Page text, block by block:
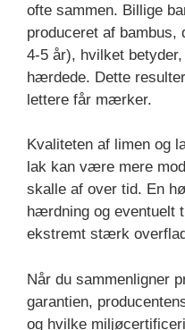
ofte sammen. Billige
produceret af
4-5 år), hvilket
hærdede. Dette
lettere får mærker.
Kvaliteten af limen og
lak kan være mere
skalle af over tid. En
hærdning og eventuelt
ekstremt stærk
Når du sammenligner
garantien,
og hvilke